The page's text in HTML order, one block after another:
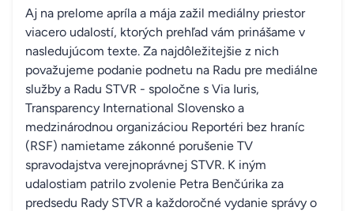
Aj na prelome apríla a mája zažil mediálny priestor
viacero udalostí, ktorých prehľad vám prinášame v
nasledujúcom texte. Za najdôležitejšie z nich
považujeme podanie podnetu na Radu pre mediálne
služby a Radu STVR - spoločne s Via Iuris,
Transparency International Slovensko a
medzinárodnou organizáciou Reportéri bez hraníc
(RSF) namietame zákonné porušenie TV
spravodajstva verejnoprávnej STVR. K iným
udalostiam patrilo zvolenie Petra Benčúrika za
predsedu Rady STVR a každoročné vydanie správy o